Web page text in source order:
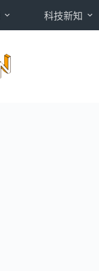
科技新知